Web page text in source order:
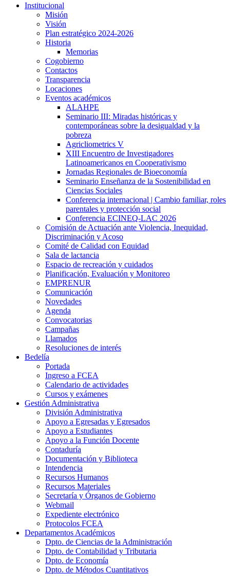
Institucional
Misión
Visión
Plan estratégico 2024-2026
Historia
Memorias
Cogobierno
Contactos
Transparencia
Locaciones
Eventos académicos
ALAHPE
Seminario III: Miradas históricas y
contemporáneas sobre la desigualdad y la
pobreza
Agricliometrics V
XIII Encuentro de Investigadores
Latinoamericanos en Cooperativismo
Jornadas Regionales de Bioeconomía
Seminario Enseñanza de la Sostenibilidad en
Ciencias Sociales
Conferencia internacional | Cambio familiar, roles
parentales y protección social
Conferencia ECINEQ-LAC 2026
Comisión de Actuación ante Violencia, Inequidad,
Discriminación y Acoso
Comité de Calidad con Equidad
Sala de lactancia
Espacio de recreación y cuidados
Planificación, Evaluación y Monitoreo
EMPRENUR
Comunicación
Novedades
Agenda
Convocatorias
Campañas
Llamados
Resoluciones de interés
Bedelía
Portada
Ingreso a FCEA
Calendario de actividades
Cursos y exámenes
Gestión Administrativa
División Administrativa
Apoyo a Egresadas y Egresados
Apoyo a Estudiantes
Apoyo a la Función Docente
Contaduría
Documentación y Biblioteca
Intendencia
Recursos Humanos
Recursos Materiales
Secretaría y Órganos de Gobierno
Webmail
Expediente electrónico
Protocolos FCEA
Departamentos Académicos
Dpto. de Ciencias de la Administración
Dpto. de Contabilidad y Tributaria
Dpto. de Economía
Dpto. de Métodos Cuantitativos